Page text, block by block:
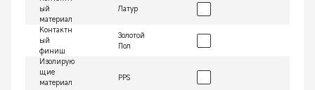
ый
материал
Латур
Контактн
ый
финиш
Золотой
Пол
Изолирую
щие
материал
PPS